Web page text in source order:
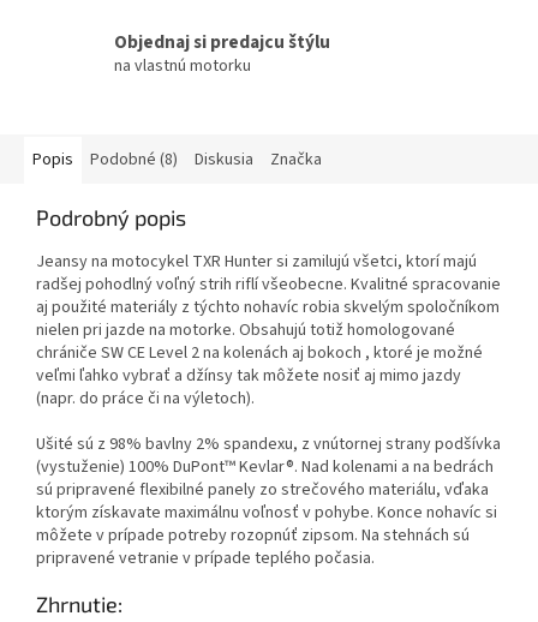
Objednaj si predajcu štýlu
na vlastnú motorku
Popis Podobné (8) Diskusia Značka
Podrobný popis
Jeansy na motocykel TXR Hunter si zamilujú všetci, ktorí majú
radšej pohodlný voľný strih riflí všeobecne. Kvalitné spracovanie
aj použité materiály z týchto nohavíc robia skvelým spoločníkom
nielen pri jazde na motorke. Obsahujú totiž homologované
chrániče SW CE Level 2 na kolenách aj bokoch , ktoré je možné
veľmi ľahko vybrať a džínsy tak môžete nosiť aj mimo jazdy
(napr. do práce či na výletoch).
Ušité sú z 98% bavlny 2% spandexu, z vnútornej strany podšívka
(vystuženie) 100% DuPont™ Kevlar®. Nad kolenami a na bedrách
sú pripravené flexibilné panely zo strečového materiálu, vďaka
ktorým získavate maximálnu voľnosť v pohybe. Konce nohavíc si
môžete v prípade potreby rozopnúť zipsom. Na stehnách sú
pripravené vetranie v prípade teplého počasia.
Zhrnutie: